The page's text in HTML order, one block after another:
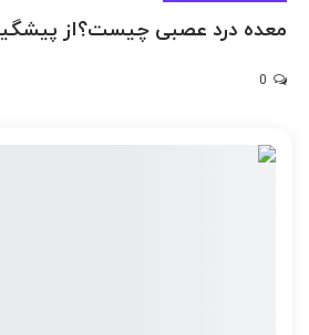
معده درد عصبی چیست؟از